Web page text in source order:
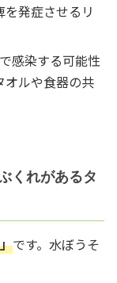
発症させるリ
感染する可能性
オルや食器の共
くれがあるタ
です。水ぼうそ